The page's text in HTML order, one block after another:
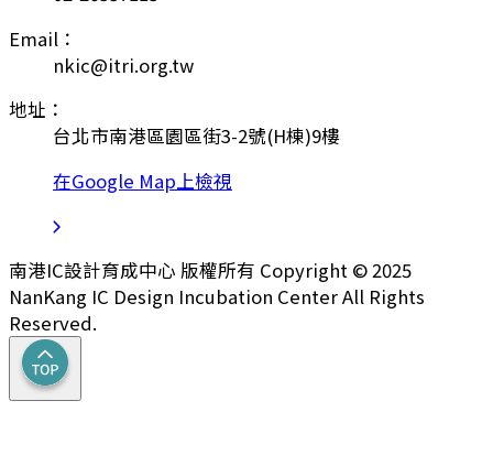
Email：
nkic@itri.org.tw
地址：
台北市南港區園區街3-2號(H棟)9樓
在Google Map上檢視
南港IC設計育成中心 版權所有 Copyright © 2025
NanKang IC Design Incubation Center All Rights
Reserved.